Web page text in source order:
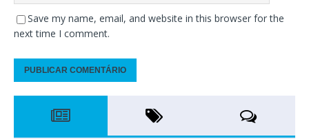
Save my name, email, and website in this browser for the
next time I comment.